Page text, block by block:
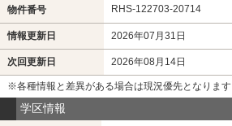
物件番号 RHS-122703-20714
情報更新日 2026年07月31日
次回更新日 2026年08月14日
※各種情報と差異がある場合は現況優先となります
学区情報